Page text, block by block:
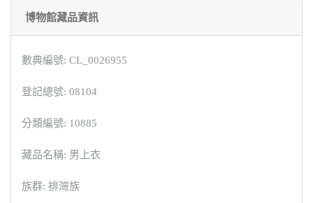
博物館藏品資訊
數典編號: CL_0026955
登記總號: 08104
分類編號: 10885
藏品名稱: 男上衣
族群: 排灣族